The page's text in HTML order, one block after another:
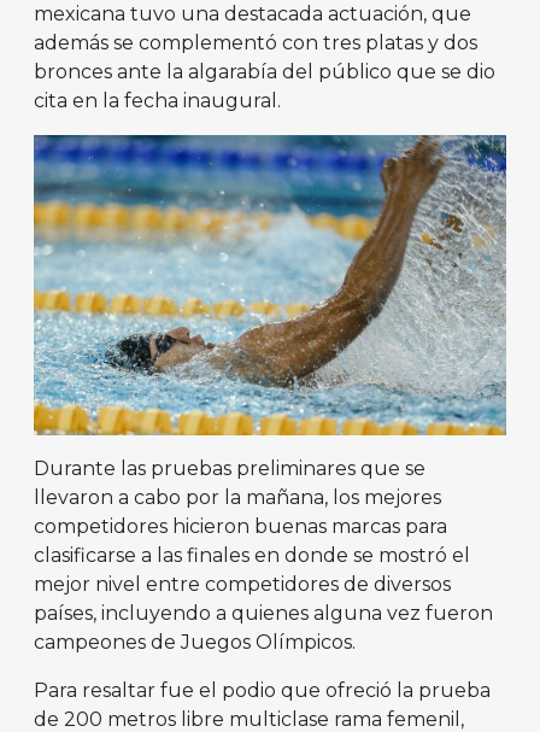
mexicana tuvo una destacada actuación, que
además se complementó con tres platas y dos
bronces ante la algarabía del público que se dio
cita en la fecha inaugural.
Durante las pruebas preliminares que se
llevaron a cabo por la mañana, los mejores
competidores hicieron buenas marcas para
clasificarse a las finales en donde se mostró el
mejor nivel entre competidores de diversos
países, incluyendo a quienes alguna vez fueron
campeones de Juegos Olímpicos.
Para resaltar fue el podio que ofreció la prueba
de 200 metros libre multiclase rama femenil,